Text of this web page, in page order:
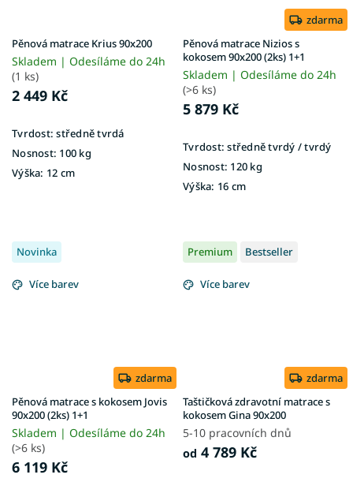
Pěnová matrace Krius 90x200
Skladem | Odesíláme do 24h
(1 ks)
2 449 Kč
Tvrdost: středně tvrdá
Nosnost: 100 kg
Výška: 12 cm
zdarma
Pěnová matrace Nizios s
kokosem 90x200 (2ks) 1+1
Skladem | Odesíláme do 24h
(>6 ks)
5 879 Kč
Tvrdost: středně tvrdý / tvrdý
Nosnost: 120 kg
Výška: 16 cm
Novinka
Více barev
zdarma
Pěnová matrace s kokosem Jovis
90x200 (2ks) 1+1
Skladem | Odesíláme do 24h
(>6 ks)
6 119 Kč
Premium Bestseller
Více barev
zdarma
Taštičková zdravotní matrace s
kokosem Gina 90x200
5-10 pracovních dnů
od 4 789 Kč